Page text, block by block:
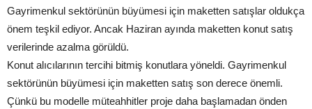
Gayrimenkul sektörünün büyümesi için maketten satışlar oldukça
önem teşkil ediyor. Ancak Haziran ayında maketten konut satış
verilerinde azalma görüldü.
Konut alıcılarının tercihi bitmiş konutlara yöneldi. Gayrimenkul
sektörünün büyümesi için maketten satış son derece önemli.
Çünkü bu modelle müteahhitler proje daha başlamadan önden